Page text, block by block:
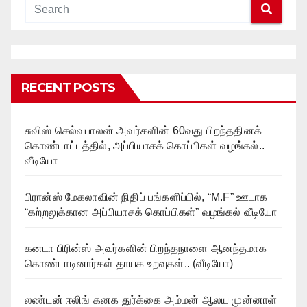
RECENT POSTS
சுவிஸ் செல்வபாலன் அவர்களின் 60வது பிறந்ததினக்
கொண்டாட்டத்தில், அப்பியாசக் கொப்பிகள் வழங்கல்..
வீடியோ
பிரான்ஸ் மேகலாவின் நிதிப் பங்களிப்பில், “M.F” ஊடாக
“கற்றலுக்கான அப்பியாசக் கொப்பிகள்” வழங்கல் வீடியோ
கனடா பிரின்ஸ் அவர்களின் பிறந்தநாளை ஆனந்தமாக
கொண்டாடினார்கள் தாயக உறவுகள்.. (வீடியோ)
லண்டன் ஈலிங் கனக துர்க்கை அம்மன் ஆலய முன்னாள்